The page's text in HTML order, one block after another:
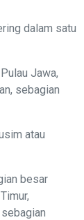
dalam satu
Jawa,
sebagian
atau
besar